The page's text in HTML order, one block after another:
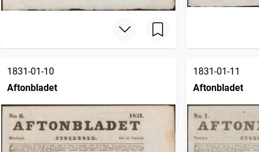
1831-01-10
Aftonbladet
1831-01-11
Aftonbladet